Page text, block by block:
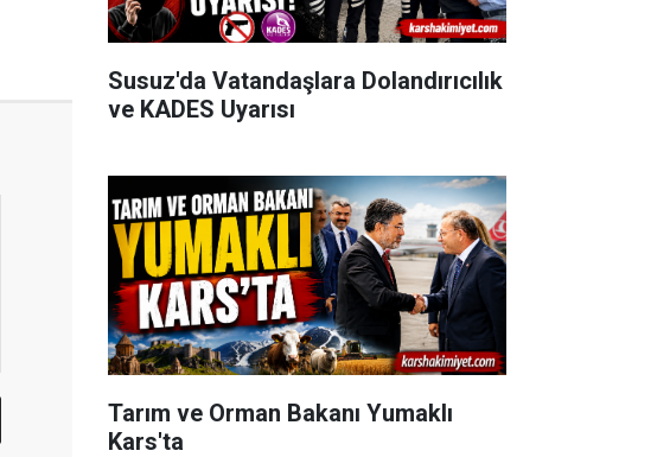
Susuz'da Vatandaşlara Dolandırıcılık
ve KADES Uyarısı
Tarım ve Orman Bakanı Yumaklı
Kars'ta